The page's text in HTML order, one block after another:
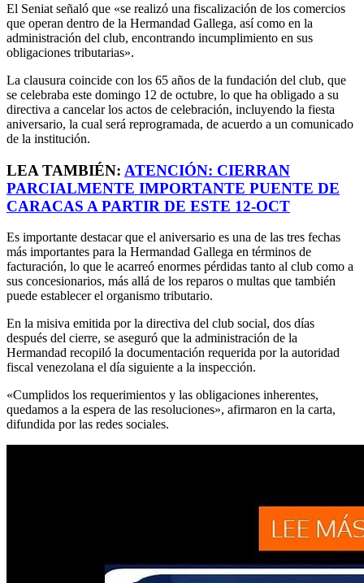
El Seniat señaló que «se realizó una fiscalización de los comercios
que operan dentro de la Hermandad Gallega, así como en la
administración del club, encontrando incumplimiento en sus
obligaciones tributarias».
La clausura coincide con los 65 años de la fundación del club, que
se celebraba este domingo 12 de octubre, lo que ha obligado a su
directiva a cancelar los actos de celebración, incluyendo la fiesta
aniversario, la cual será reprogramada, de acuerdo a un comunicado
de la institución.
LEA TAMBIÉN: ATENCIÓN: CIERRAN
PARCIALMENTE IMPORTANTE PUENTE DE
CARACAS A PARTIR DE ESTE 12-OCT
Es importante destacar que el aniversario es una de las tres fechas
más importantes para la Hermandad Gallega en términos de
facturación, lo que le acarreó enormes pérdidas tanto al club como a
sus concesionarios, más allá de los reparos o multas que también
puede establecer el organismo tributario.
En la misiva emitida por la directiva del club social, dos días
después del cierre, se aseguró que la administración de la
Hermandad recopiló la documentación requerida por la autoridad
fiscal venezolana el día siguiente a la inspección.
«Cumplidos los requerimientos y las obligaciones inherentes,
quedamos a la espera de las resoluciones», afirmaron en la carta,
difundida por las redes sociales.